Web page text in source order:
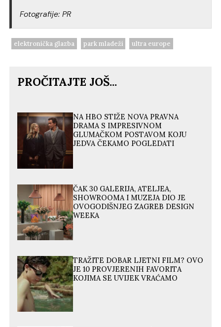
Fotografije: PR
elektronička glazba park mladeži ultra europe
PROČITAJTE JOŠ...
NA HBO STIŽE NOVA PRAVNA
DRAMA S IMPRESIVNOM
GLUMAČKOM POSTAVOM KOJU
JEDVA ČEKAMO POGLEDATI
ČAK 30 GALERIJA, ATELJEA,
SHOWROOMA I MUZEJA DIO JE
OVOGODIŠNJEG ZAGREB DESIGN
WEEKA
TRAŽITE DOBAR LJETNI FILM? OVO
JE 10 PROVJERENIH FAVORITA
KOJIMA SE UVIJEK VRAĆAMO